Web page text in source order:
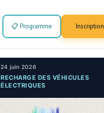
📋 Programme Inscription
24 juin 2026
RECHARGE DES VÉHICULES
ÉLECTRIQUES